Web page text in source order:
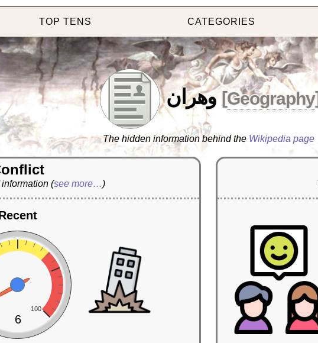
TOP TENS CATEGORIES
وهران [Geography]
The hidden information behind the Wikipedia page
(see more…)
100
6